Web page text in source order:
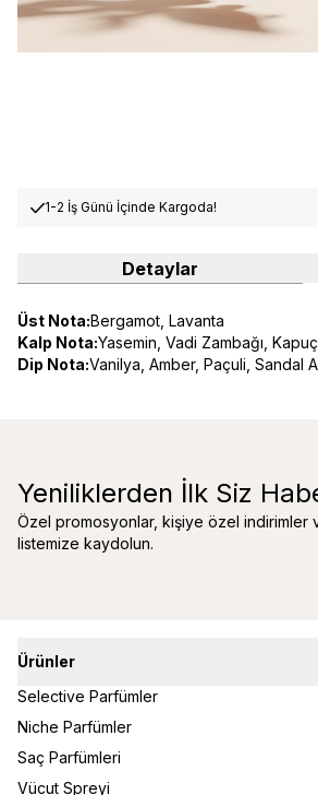
1-2 İş Günü İçinde Kargoda!
Detaylar
Üst Nota:Bergamot, Lavanta
Kalp Nota:Yasemin, Vadi Zambağı,
Dip Nota:Vanilya, Amber, Paçuli, Sandal
Yeniliklerden İlk Siz
Özel promosyonlar, kişiye özel
listemize kaydolun.
Ürünler
Selective Parfümler
Niche Parfümler
Saç Parfümleri
Vücut Spreyi